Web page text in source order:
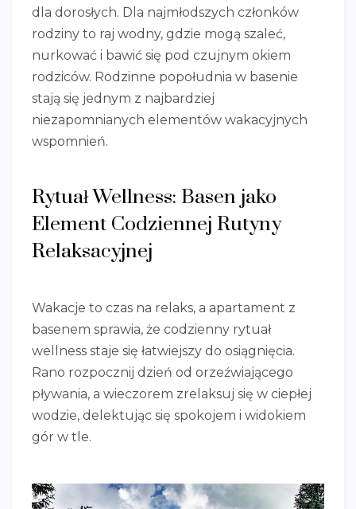
dla dorosłych. Dla najmłodszych członków
rodziny to raj wodny, gdzie mogą szaleć,
nurkować i bawić się pod czujnym okiem
rodziców. Rodzinne popołudnia w basenie
stają się jednym z najbardziej
niezapomnianych elementów wakacyjnych
wspomnień.
Rytuał Wellness: Basen jako
Element Codziennej Rutyny
Relaksacyjnej
Wakacje to czas na relaks, a apartament z
basenem sprawia, że codzienny rytuał
wellness staje się łatwiejszy do osiągnięcia.
Rano rozpocznij dzień od orzeźwiającego
pływania, a wieczorem zrelaksuj się w ciepłej
wodzie, delektując się spokojem i widokiem
gór w tle.